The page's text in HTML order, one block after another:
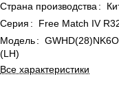
Страна производства :
Серия :
Free Match IV
Модель:
(LH)
Все характеристики